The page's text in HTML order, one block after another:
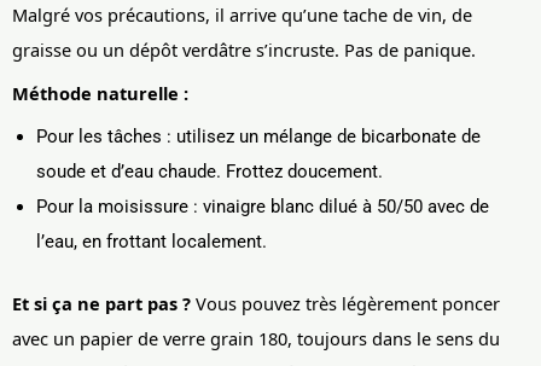
Malgré vos précautions, il arrive qu’une tache de vin, de
graisse ou un dépôt verdâtre s’incruste. Pas de panique.
Méthode naturelle :
Pour les tâches : utilisez un mélange de bicarbonate de
soude et d’eau chaude. Frottez doucement.
Pour la moisissure : vinaigre blanc dilué à 50/50 avec de
l’eau, en frottant localement.
Et si ça ne part pas ? Vous pouvez très légèrement poncer
avec un papier de verre grain 180, toujours dans le sens du